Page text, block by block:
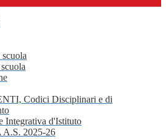
Codici Disciplinari e di
Integrativa d'Istituto
2025-26